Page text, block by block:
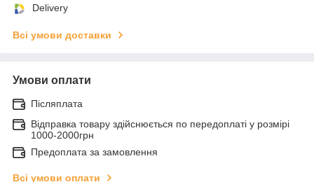
Delivery
Всі умови доставки
Умови оплати
Післяплата
Відправка товару здійснюється по передоплаті у розмірі
1000-2000грн
Предоплата за замовлення
Всі умови оплати